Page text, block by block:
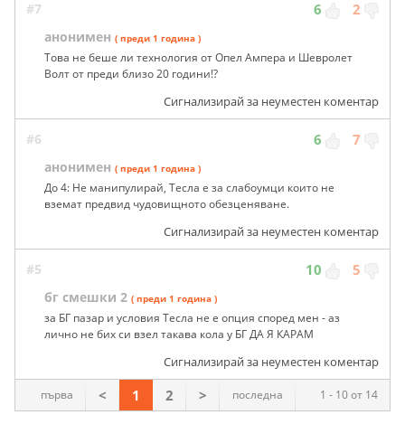
#7 6 2
анонимен ( преди 1 година )
Това не беше ли технология от Опел Ампера и Шевролет
Волт от преди близо 20 години!?
Сигнализирай за неуместен коментар
#6 6 7
анонимен ( преди 1 година )
До 4: Не манипулирай, Тесла е за слабоумци които не
вземат предвид чудовищното обезценяване.
Сигнализирай за неуместен коментар
#5 10 5
бг смешки 2 ( преди 1 година )
за БГ пазар и условия Тесла не е опция според мен - аз
лично не бих си взел такава кола у БГ ДА Я КАРАМ
Сигнализирай за неуместен коментар
1 - 10 от 14
първа < 1 2 > последна